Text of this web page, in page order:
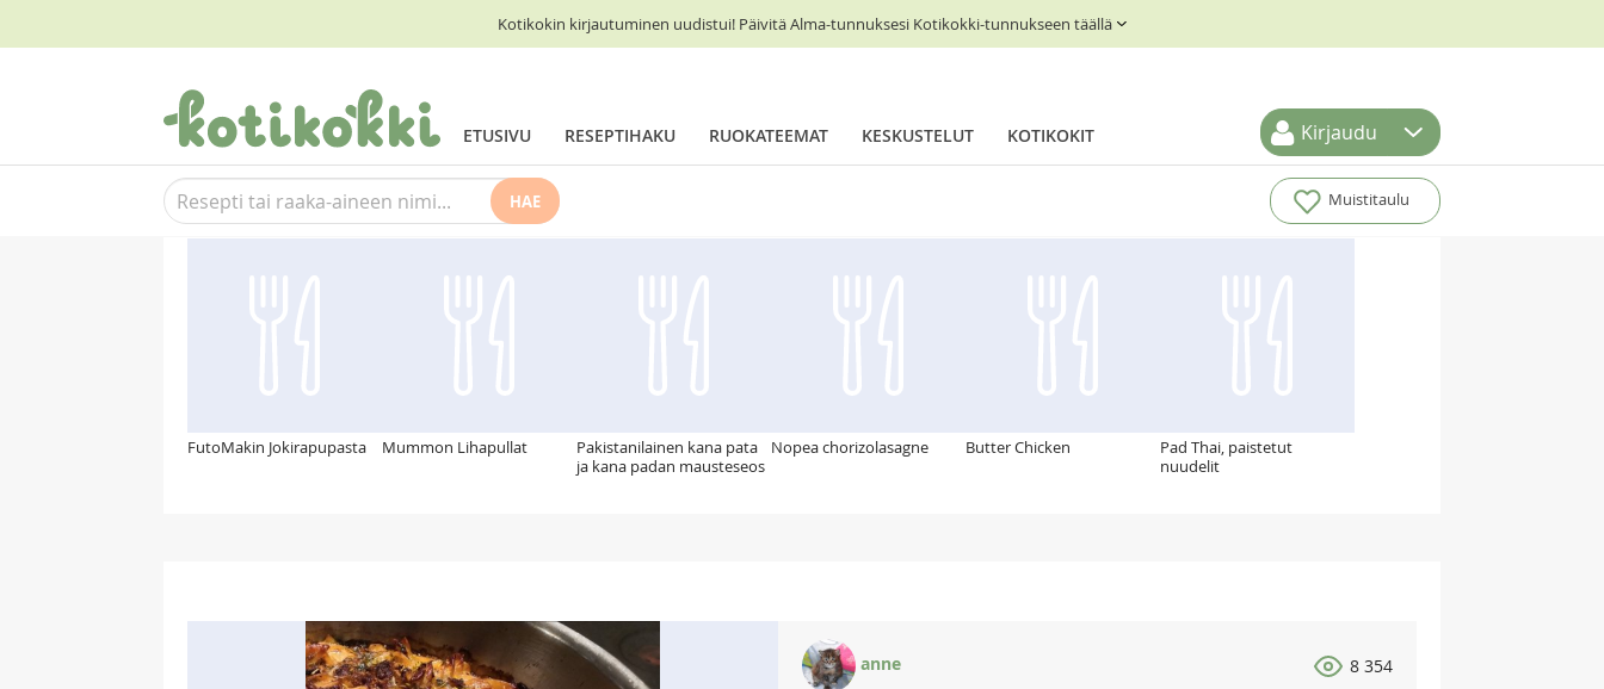
Kotikokin kirjautuminen uudistui! Päivitä Alma-tunnuksesi Kotikokki-tunnukseen täällä
ETUSIVU RESEPTIHAKU RUOKATEEMAT KESKUSTELUT KOTIKOKIT Kirjaudu
HAE Muistitaulu
Suosittelemme myös
FutoMakin Jokirapupasta Mummon Lihapullat
Pakistanilainen kana pata
ja kana padan mausteseos
Nopea chorizolasagne Butter Chicken
Pad Thai, paistetut
nuudelit
anne 8 354